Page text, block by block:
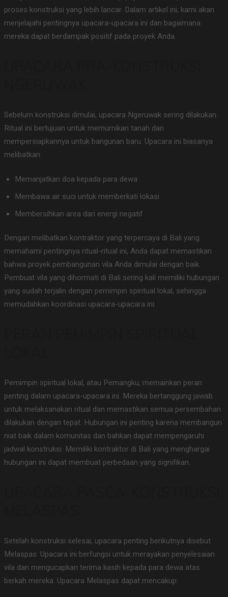
proses konstruksi yang lebih lancar. Dalam artikel ini, kami akan
menjelajahi pentingnya upacara-upacara ini dan bagaimana
mereka dapat berdampak positif pada proyek Anda.
Sebelum konstruksi dimulai, upacara Ngeruwak sering dilakukan.
Ritual ini bertujuan untuk memurnikan tanah dan
mempersiapkannya untuk bangunan baru. Upacara ini biasanya
melibatkan:
Memanjatkan doa kepada para dewa
Membawa air suci untuk memberkati lokasi
Membersihkan area dari energi negatif
Dengan melibatkan kontraktor yang terpercaya di Bali yang
memahami pentingnya ritual-ritual ini, Anda dapat memastikan
bahwa proyek pembangunan vila Anda dimulai dengan baik.
Pembuat vila yang dihormati di Bali sering kali memiliki hubungan
yang sudah terjalin dengan pemimpin spiritual lokal, sehingga
memudahkan koordinasi upacara-upacara ini.
Pemimpin spiritual lokal, atau Pemangku, memainkan peran
penting dalam upacara-upacara ini. Mereka bertanggung jawab
untuk melaksanakan ritual dan memastikan semua persembahan
dilakukan dengan tepat. Hubungan ini penting karena membangun
niat baik dalam komunitas dan bahkan dapat mempengaruhi
jadwal konstruksi. Memiliki kontraktor di Bali yang menghargai
hubungan ini dapat membuat perbedaan yang signifikan.
Setelah konstruksi selesai, upacara penting berikutnya disebut
Melaspas. Upacara ini berfungsi untuk merayakan penyelesaian
vila dan mengucapkan terima kasih kepada para dewa atas
berkah mereka. Upacara Melaspas dapat mencakup: